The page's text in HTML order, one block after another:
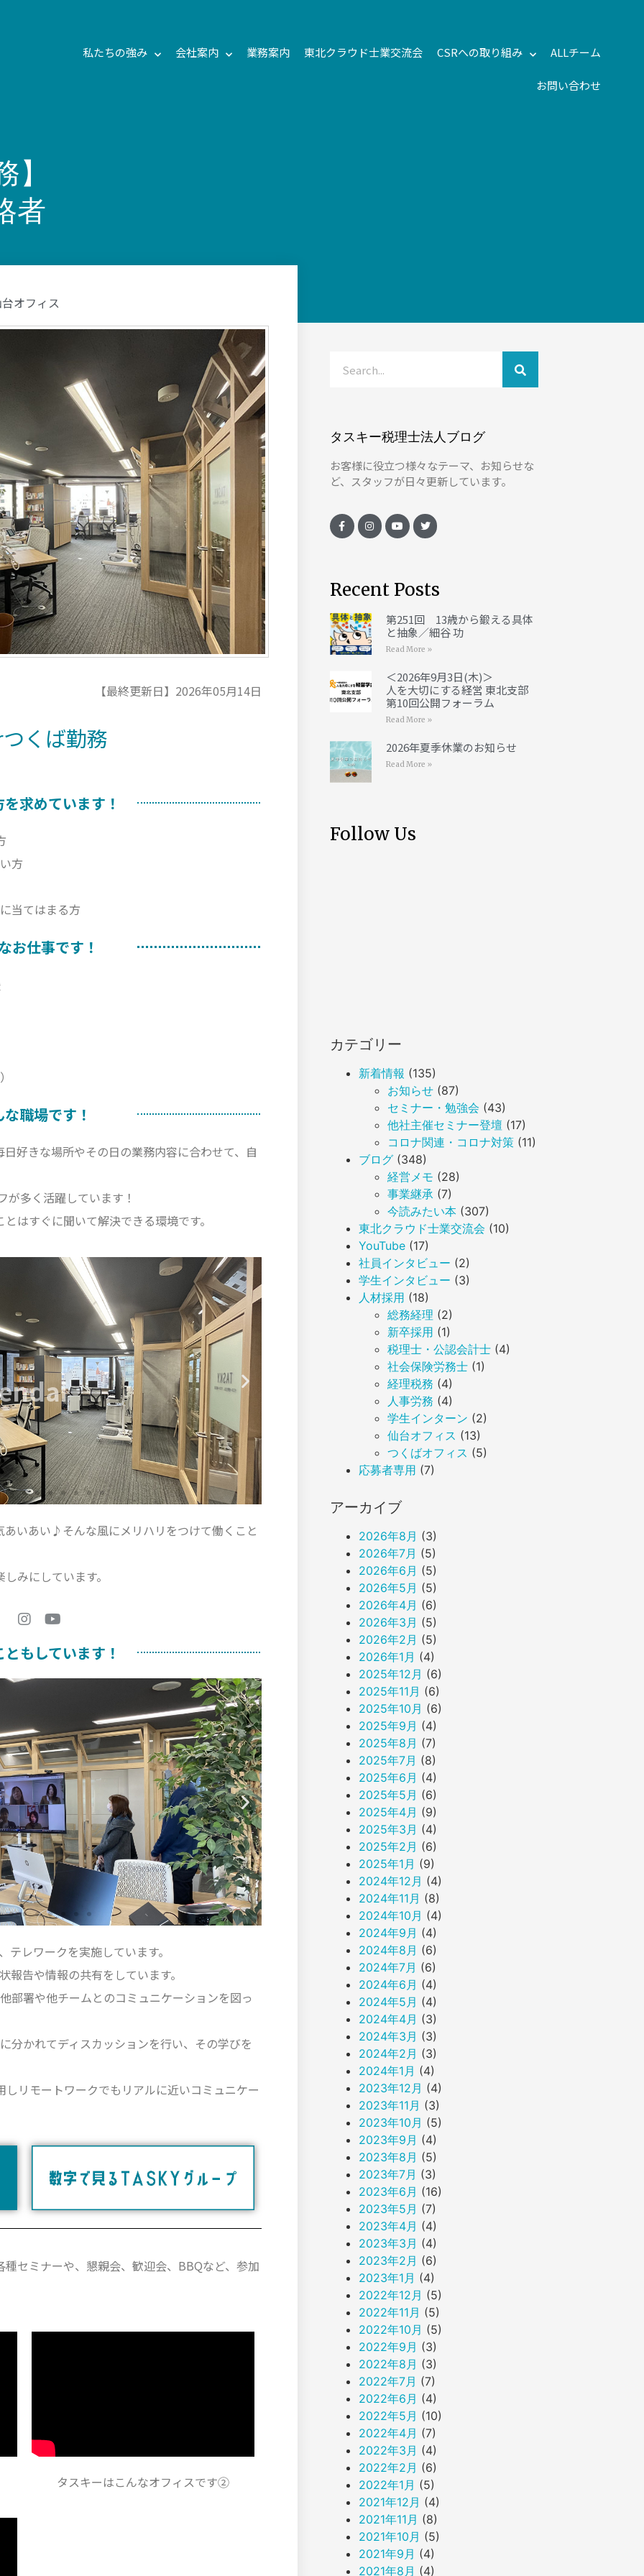
私たちの強み 会社案内 業務案内 東北クラウド士業交流会 CSRへの取り組み ALLチーム
お問い合わせ
者
オフィス
【最終更新日】2026年05月14日
くば勤務
求めています！
方
当てはまる方
お仕事です！
職場です！
好きな場所やその日の業務内容に合わせて、自
多く活躍しています！
はすぐに聞いて解決できる環境です。
Sendai
いあい♪そんな風にメリハリをつけて働くこと
みにしています。
もしています！
レワークを実施しています。
告や情報の共有をしています。
部署や他チームとのコミュニケーションを図っ
分かれてディスカッションを行い、その学びを
しリモートワークでもリアルに近いコミュニケー
セミナーや、懇親会、歓迎会、BBQなど、参加
タスキーはこんなオフィスです②
タスキー税理士法人ブログ
お客様に役立つ様々なテーマ、お知らせな
ど、スタッフが日々更新しています。
Recent Posts
第251回 13歳から鍛える具体
と抽象／細谷 功
Read More »
＜2026年9月3日(木)＞
人を大切にする経営 東北支部
第10回公開フォーラム
Read More »
2026年夏季休業のお知らせ
Read More »
Follow Us
カテゴリー
新着情報 (135)
お知らせ(87)
セミナー・勉強会 (43)
他社主催セミナー登壇 (17)
コロナ関連・コロナ対策(11)
ブログ(348)
経営メモ (28)
事業継承 (7)
今読みたい本(307)
東北クラウド士業交流会 (10)
YouTube(17)
社員インタビュー (2)
学生インタビュー (3)
人材採用 (18)
総務経理 (2)
新卒採用 (1)
税理士・公認会計士(4)
社会保険労務士(1)
経理税務 (4)
人事労務 (4)
学生インターン (2)
仙台オフィス (13)
つくばオフィス (5)
応募者専用 (7)
アーカイブ
2026年8月 (3)
2026年7月 (5)
2026年6月 (5)
2026年5月 (5)
2026年4月 (6)
2026年3月 (5)
2026年2月 (5)
2026年1月 (4)
2025年12月 (6)
2025年11月 (6)
2025年10月 (6)
2025年9月 (4)
2025年8月 (7)
2025年7月 (8)
2025年6月 (4)
2025年5月 (6)
2025年4月 (9)
2025年3月 (4)
2025年2月 (6)
2025年1月 (9)
2024年12月 (4)
2024年11月 (8)
2024年10月 (4)
2024年9月 (4)
2024年8月 (6)
2024年7月 (6)
2024年6月 (4)
2024年5月 (4)
2024年4月 (3)
2024年3月 (3)
2024年2月 (3)
2024年1月 (4)
2023年12月 (4)
2023年11月 (3)
2023年10月 (5)
2023年9月 (4)
2023年8月 (5)
2023年7月 (3)
2023年6月 (16)
2023年5月 (7)
2023年4月 (4)
2023年3月 (4)
2023年2月 (6)
2023年1月 (4)
2022年12月 (5)
2022年11月 (5)
2022年10月 (5)
2022年9月 (3)
2022年8月 (3)
2022年7月 (7)
2022年6月 (4)
2022年5月 (10)
2022年4月 (7)
2022年3月 (4)
2022年2月 (6)
2022年1月 (5)
2021年12月 (4)
2021年11月 (8)
2021年10月 (5)
2021年9月 (4)
2021年8月 (4)